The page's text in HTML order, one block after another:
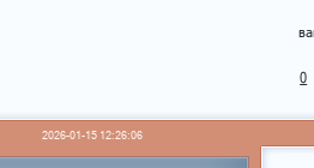
0
2026-01-15 12:26:06